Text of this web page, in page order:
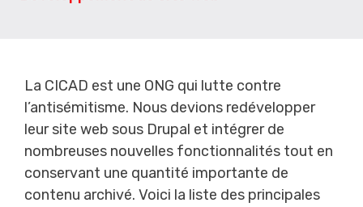
La CICAD est une ONG qui lutte contre
l’antisémitisme. Nous devions redévelopper
leur site web sous Drupal et intégrer de
nombreuses nouvelles fonctionnalités tout en
conservant une quantité importante de
contenu archivé. Voici la liste des principales